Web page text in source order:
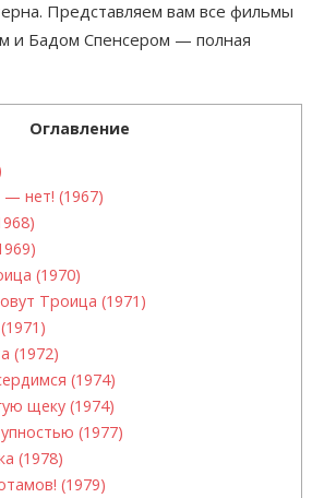
Представляем вам все фильмы
и Бадом Спенсером — полная
Оглавление
— нет! (1967)
(1970)
Троица (1971)
(1972)
(1974)
щеку (1974)
(1977)
(1978)
(1979)